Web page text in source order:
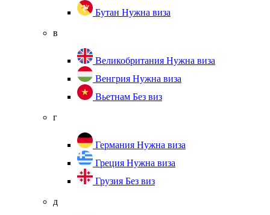
Бутан Нужна виза
в
Великобритания Нужна виза
Венгрия Нужна виза
Вьетнам Без виз
г
Германия Нужна виза
Греция Нужна виза
Грузия Без виз
д